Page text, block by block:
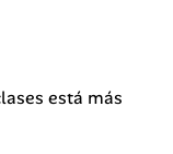
está más